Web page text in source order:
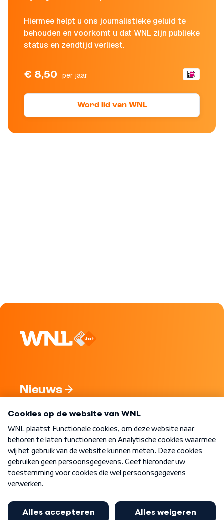
Hiermee helpt u ons journalistieke geluid te
behouden en voorkomt u dat WNL zijn publieke
status en zendtijd verliest.
€ 8,50 per jaar
Word lid van WNL
Nieuws
Nieuwsbrief
Word Lid